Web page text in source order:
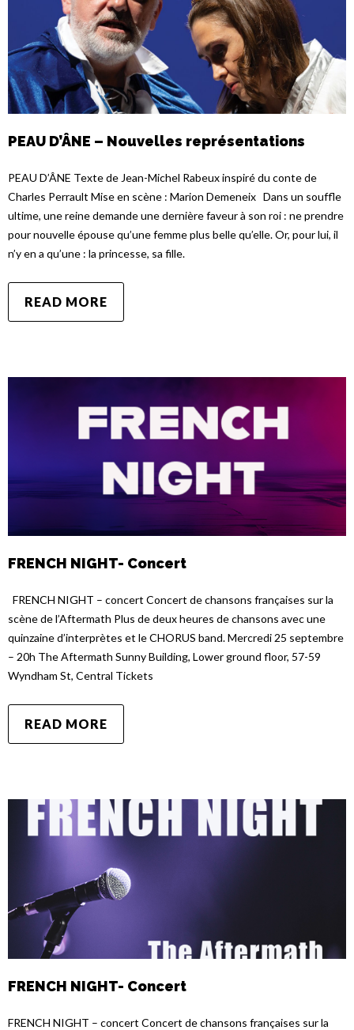
PEAU D’ÂNE – Nouvelles représentations
PEAU D’ÂNE Texte de Jean-Michel Rabeux inspiré du conte de
Charles Perrault Mise en scène : Marion Demeneix Dans un souffle
ultime, une reine demande une dernière faveur à son roi : ne prendre
pour nouvelle épouse qu’une femme plus belle qu’elle. Or, pour lui, il
n’y en a qu’une : la princesse, sa fille.
READ MORE
FRENCH NIGHT- Concert
FRENCH NIGHT – concert Concert de chansons françaises sur la
scène de l’Aftermath Plus de deux heures de chansons avec une
quinzaine d’interprètes et le CHORUS band. Mercredi 25 septembre
– 20h The Aftermath Sunny Building, Lower ground floor, 57-59
Wyndham St, Central Tickets
READ MORE
FRENCH NIGHT- Concert
FRENCH NIGHT – concert Concert de chansons françaises sur la